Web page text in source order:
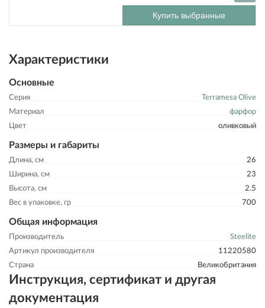
Купить выбранные
Характеристики
Основные
Серия
Terramesa Olive
Материал
фарфор
Цвет
оливковый
Размеры и габариты
Длина, см
26
Ширина, см
23
Высота, см
2.5
Вес в упаковке, гр
700
Общая информация
Производитель
Steelite
Артикул производителя
11220580
Страна
Великобритания
Инструкция, сертификат и другая
документация